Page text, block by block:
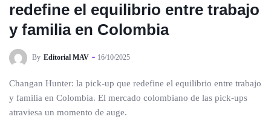
redefine el equilibrio entre trabajo
y familia en Colombia
By Editorial MAV 16/10/2025
Changan Hunter: la pick-up que redefine el equilibrio entre trabajo
y familia en Colombia. El mercado colombiano de las pick-ups
atraviesa un momento de auge.